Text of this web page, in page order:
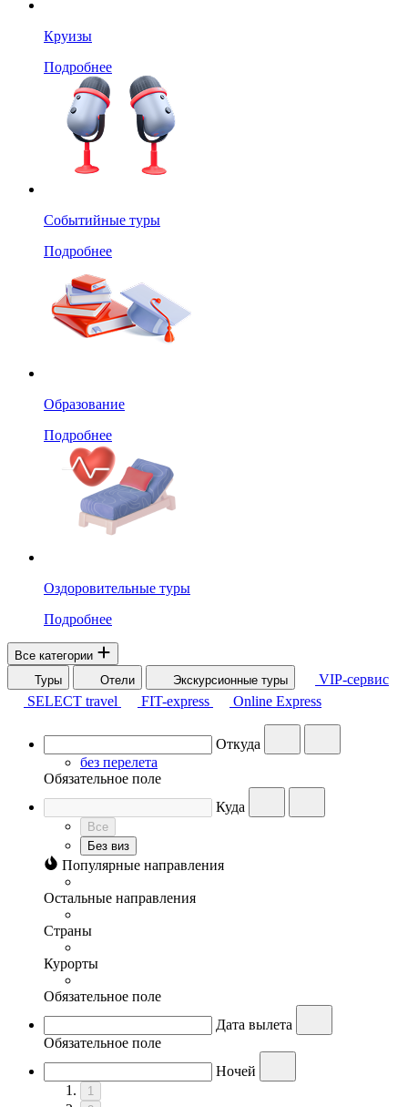
Круизы
Подробнее
Событийные туры
Подробнее
Образование
Подробнее
Оздоровительные туры
Подробнее
Все категории
Туры
Отели Экскурсионные туры
VIP-сервис
SELECT travel
FIT-express Online Express
Откуда
без перелета
Обязательное поле
Куда
Все
Без виз
Популярные направления
Остальные направления
Страны
Курорты
Обязательное поле
Дата вылета
Обязательное поле
Ночей
1